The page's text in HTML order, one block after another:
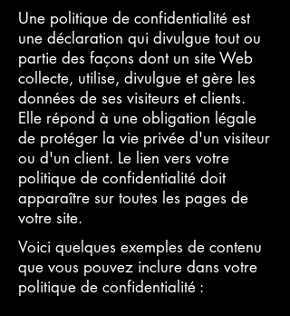
Une politique de confidentialité est
une déclaration qui divulgue tout ou
partie des façons dont un site Web
collecte, utilise, divulgue et gère les
données de ses visiteurs et clients.
Elle répond à une obligation légale
de protéger la vie privée d'un visiteur
ou d'un client. Le lien vers votre
politique de confidentialité doit
apparaître sur toutes les pages de
votre site.
Voici quelques exemples de contenu
que vous pouvez inclure dans votre
politique de confidentialité :